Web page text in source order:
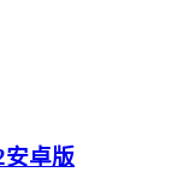
安卓版